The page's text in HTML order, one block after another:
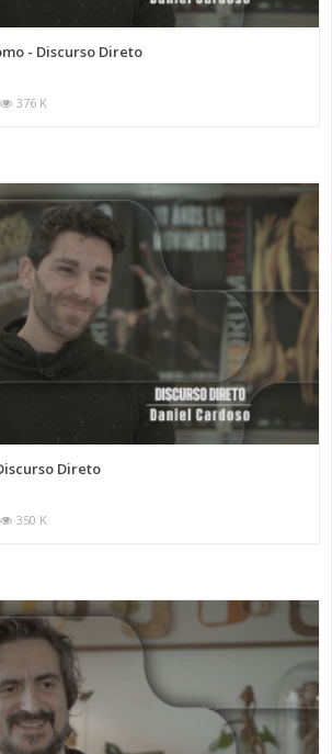
- Discurso Direto
376 K
Direto
350 K